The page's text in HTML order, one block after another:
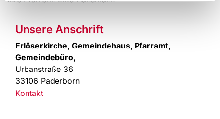
Unsere Anschrift
Erlöserkirche, Gemeindehaus, Pfarramt,
Gemeindebüro,
Urbanstraße 36
33106 Paderborn
Kontakt